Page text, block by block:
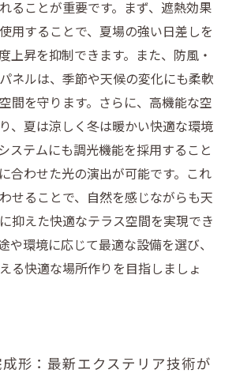
ることが重要です。まず、遮熱効果
用することで、夏場の強い日差しを
上昇を抑制できます。また、防風・
ネルは、季節や天候の変化にも柔軟
間を守ります。さらに、高機能な空
、夏は涼しく冬は暖かい快適な環境
ステムにも調光機能を採用すること
合わせた光の演出が可能です。これ
せることで、自然を感じながらも天
抑えた快適なテラス空間を実現でき
や環境に応じて最適な設備を選び、
る快適な場所作りを目指しましょ
形：最新エクステリア技術が